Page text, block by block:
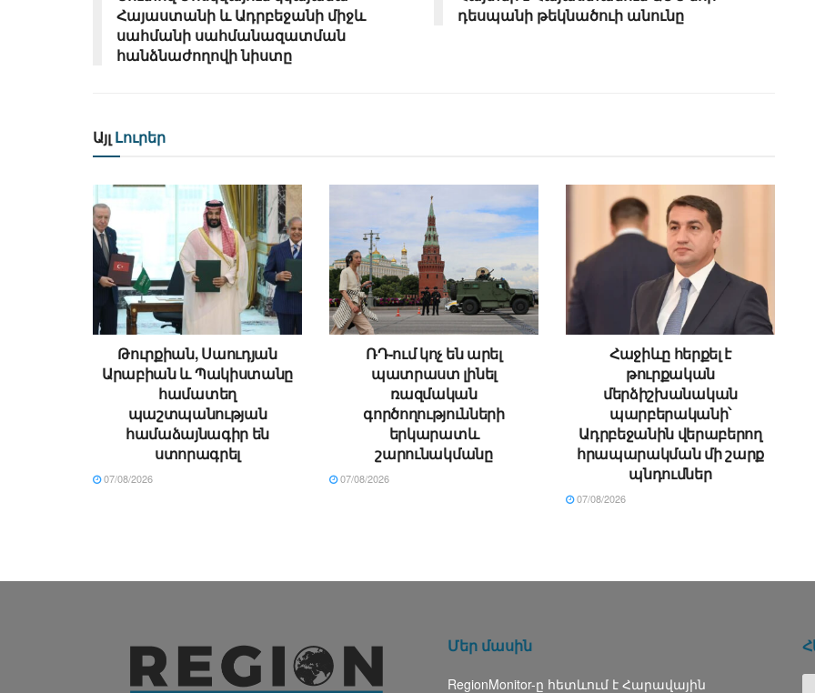
Հայաստանի և Ադրբեջանի միջև
սահմանի սահմանազատման
հանձնաժողովի նիստը
դեսպանի թեկնածուի անունը
Այլ Լուրեր
Թուրքիան, Սաուդյան
Արաբիան և Պակիստանը
համատեղ
պաշտպանության
համաձայնագիր են
ստորագրել
07/08/2026
ՌԴ-ում կոչ են արել
պատրաստ լինել
ռազմական
գործողությունների
երկարատև
շարունակմանը
07/08/2026
Հաջիևը հերքել է
թուրքական
մերձիշխանական
պարբերականի՝
Ադրբեջանին վերաբերող
հրապարակման մի շարք
պնդումներ
07/08/2026
Մեր մասին
RegionMonitor-ը հետևում է Հարավային